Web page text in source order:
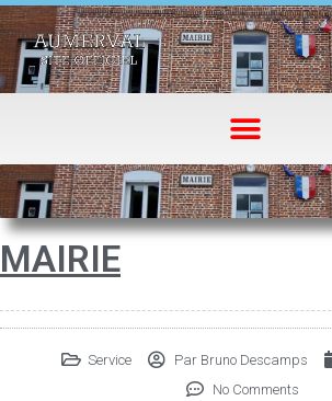
MAIRIE
Service Par Bruno Descamps
No Comments